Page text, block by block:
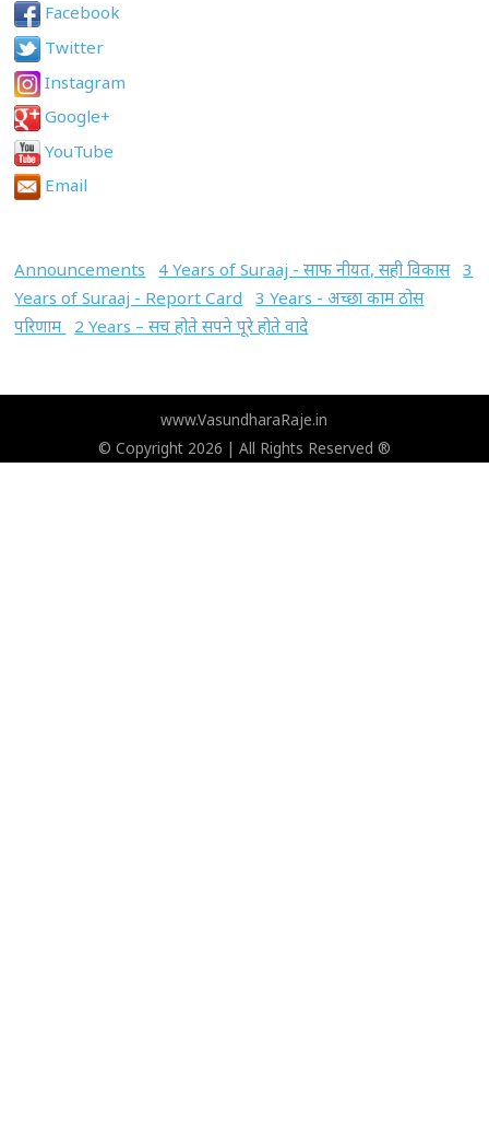
Facebook
Twitter
Instagram
Google+
YouTube
Email
Announcements 4 Years of Suraaj - साफ नीयत, सही विकास 3
Years of Suraaj - Report Card
3 Years - अच्छा काम ठोस
परिणाम
2 Years – सच होते सपने पूरे होते वादे
www.VasundharaRaje.in
© Copyright 2026 | All Rights Reserved ®